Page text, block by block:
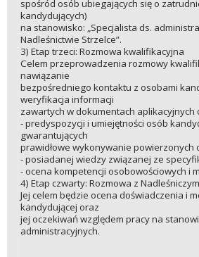
spośród osób ubiegających się o
kandydujących)
na stanowisko: „Specjalista ds.
Nadleśnictwie Strzelce”.
3) Etap trzeci: Rozmowa kwalifikacyjna
Celem przeprowadzenia rozmowy
nawiązanie
bezpośredniego kontaktu z osobami
weryfikacja informacji
zawartych w dokumentach aplikacyjnych
- predyspozycji i umiejętności osób
gwarantujących
prawidłowe wykonywanie powierzonych
- posiadanej wiedzy związanej ze
- ocena kompetencji osobowościowych i
4) Etap czwarty: Rozmowa z
Jej celem będzie ocena doświadczenia i
kandydującej oraz
jej oczekiwań względem pracy na
administracyjnych.